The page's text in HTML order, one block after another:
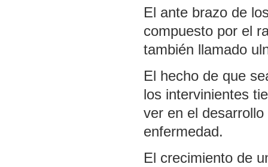
El ante brazo de
compuesto por el
también llamado
El hecho de que
los intervinientes
ver en el
enfermedad.
El crecimiento de